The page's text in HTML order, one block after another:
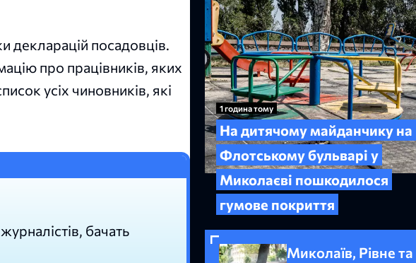
декларацій посадовців.
про працівників, яких
усіх чиновників, які
бачать
1 година тому
На дитячому майданчику на
Флотському бульварі у
Миколаєві пошкодилося
гумове покриття
Миколаїв, Рівне та